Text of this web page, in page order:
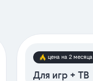
цена на 2 месяца
Для игр + ТВ